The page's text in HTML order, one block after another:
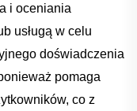
i oceniania
usługą w celu​
doświadczenia
pomaga
co z